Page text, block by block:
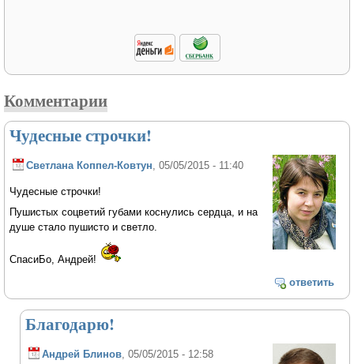
Комментарии
Чудесные строчки!
Светлана Коппел-Ковтун , 05/05/2015 - 11:40
Чудесные строчки!
Пушистых соцветий губами коснулись сердца, и на
душе стало пушисто и светло.
СпасиБо, Андрей!
ответить
Благодарю!
Андрей Блинов, 05/05/2015 - 12:58